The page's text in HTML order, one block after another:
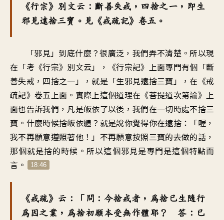
《行宗》別文云：斷善失戒，四捨之一，即生
邪見遠捨三寶。見《戒疏記》卷五。
「邪見」到底什麼？很廣泛，我們弄不清楚。所以現
在「考《行宗》別文云」，《行宗記》上面專門有個「斷
善失戒，四捨之一」，就是「生邪見遠捨三寶」，在《戒
疏記》卷五上面。實際上這個道理在《菩提道次第論》上
面也告訴我們，凡是皈依了以後，我們在一切時處不捨三
寶。什麼時候捨皈依體？就是說你覺得你在遠捨：「喔，
我不再願意遵照著他！」不再願意按照三寶的去做的話，
那個就是捨的時候。所以這個邪見是專門是這個特點而
言。
18:46
《戒疏》云：「問：今捨戒者，為捨已生隨行
為因之業，為捨初願本受無作體耶？ 答：已